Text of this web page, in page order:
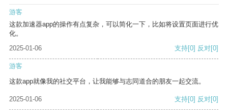
游客
这款加速器app的操作有点复杂，可以简化一下，比如将设置页面进行优
化。
2025-01-06
支持[0] 反对[0]
游客
这款app就像我的社交平台，让我能够与志同道合的朋友一起交流。
2025-01-06 支持[0] 反对[0]